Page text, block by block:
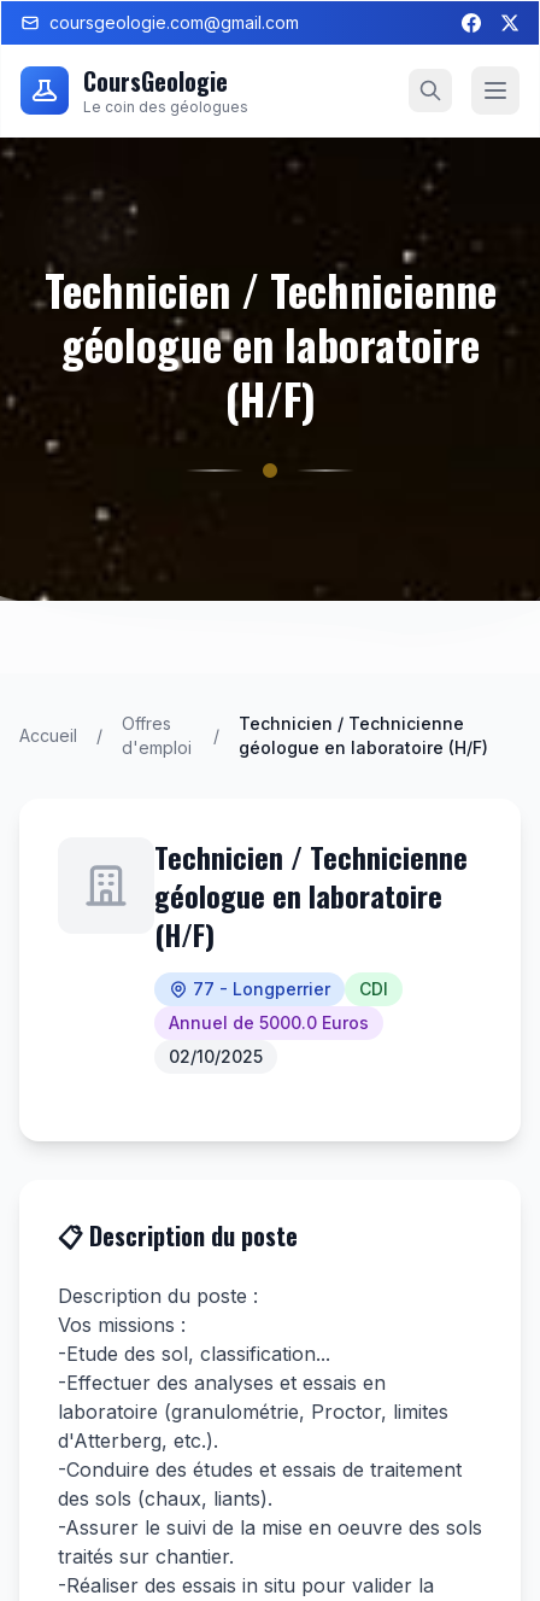
coursgeologie.com@gmail.com
CoursGeologie
Le coin des géologues
Technicien / Technicienne
géologue en laboratoire
(H/F)
Accueil /
Offres
d'emploi
/
Technicien / Technicienne
géologue en laboratoire (H/F)
Technicien / Technicienne
géologue en laboratoire
(H/F)
77 - Longperrier
CDI
Annuel de 5000.0 Euros
02/10/2025
📋 Description du poste
Description du poste :
Vos missions :
-Etude des sol, classification...
-Effectuer des analyses et essais en
laboratoire (granulométrie, Proctor, limites
d'Atterberg, etc.).
-Conduire des études et essais de traitement
des sols (chaux, liants).
-Assurer le suivi de la mise en oeuvre des sols
traités sur chantier.
-Réaliser des essais in situ pour valider la